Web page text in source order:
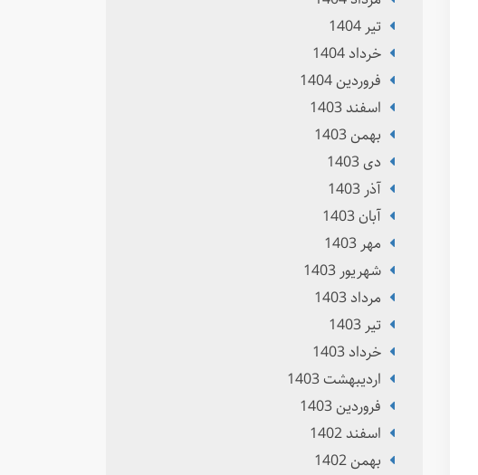
تير 1404
خرداد 1404
فروردین 1404
اسفند 1403
بهمن 1403
دی 1403
آذر 1403
آبان 1403
مهر 1403
شهریور 1403
مرداد 1403
تير 1403
خرداد 1403
ارديبهشت 1403
فروردین 1403
اسفند 1402
بهمن 1402